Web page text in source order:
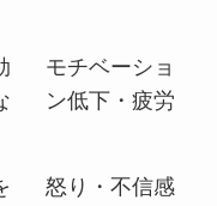
モチベーショ
ン低下・疲労
怒り・不信感